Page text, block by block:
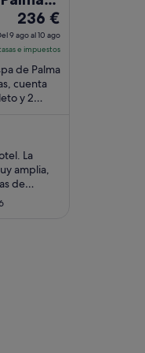
El
precio
es
de
236 €
por
9
ago
al
236 €
9 ago al 10 ago
e impuestos
de Palma
cuenta
y 2
La
amplia,
de
que
de los